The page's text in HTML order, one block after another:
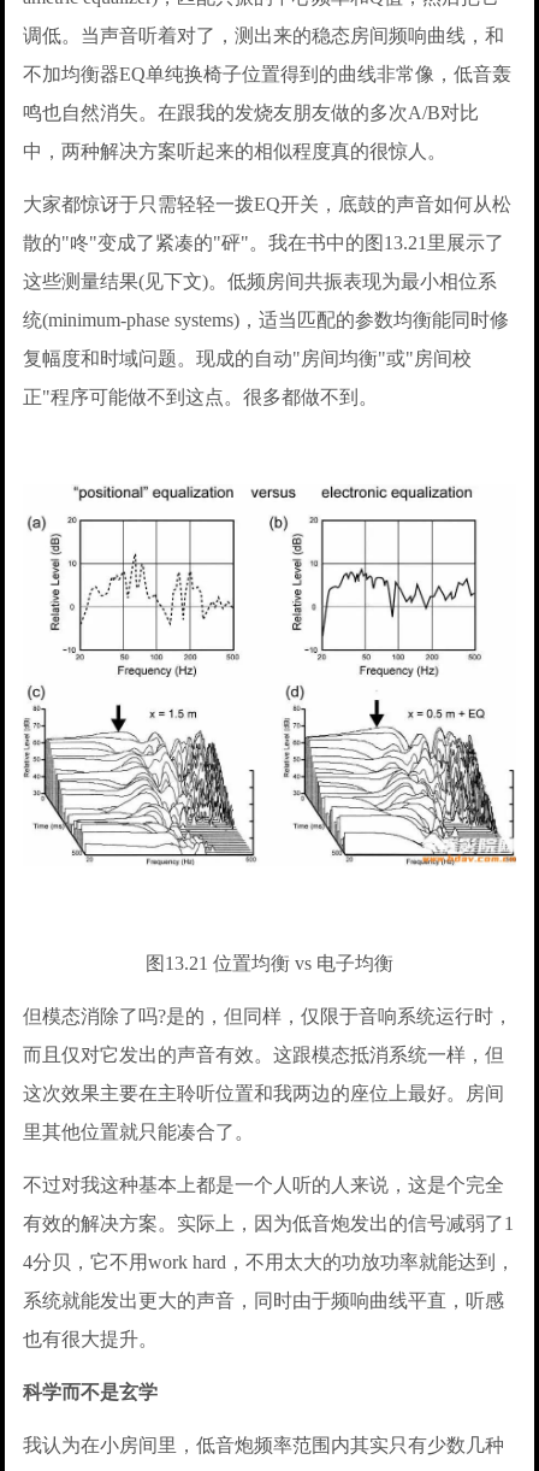
调低。当声音听着对了，测出来的稳态房间频响曲线，和
不加均衡器EQ单纯换椅子位置得到的曲线非常像，低音轰
鸣也自然消失。在跟我的发烧友朋友做的多次A/B对比
中，两种解决方案听起来的相似程度真的很惊人。
大家都惊讶于只需轻轻一拨EQ开关，底鼓的声音如何从松
散的"咚"变成了紧凑的"砰"。我在书中的图13.21里展示了
这些测量结果(见下文)。低频房间共振表现为最小相位系
统(minimum-phase systems)，适当匹配的参数均衡能同时修
复幅度和时域问题。现成的自动"房间均衡"或"房间校
正"程序可能做不到这点。很多都做不到。
图13.21 位置均衡 vs 电子均衡
但模态消除了吗?是的，但同样，仅限于音响系统运行时，
而且仅对它发出的声音有效。这跟模态抵消系统一样，但
这次效果主要在主聆听位置和我两边的座位上最好。房间
里其他位置就只能凑合了。
不过对我这种基本上都是一个人听的人来说，这是个完全
有效的解决方案。实际上，因为低音炮发出的信号减弱了1
4分贝，它不用work hard，不用太大的功放功率就能达到，
系统就能发出更大的声音，同时由于频响曲线平直，听感
也有很大提升。
科学而不是玄学
我认为在小房间里，低音炮频率范围内其实只有少数几种